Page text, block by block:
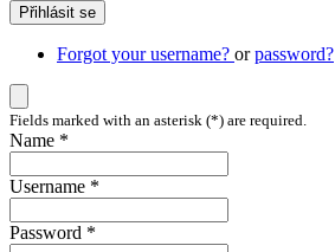
Přihlásit se
Forgot your username? orpassword?
Fields marked with an asterisk (*) are required.
Name *
Username *
Password *